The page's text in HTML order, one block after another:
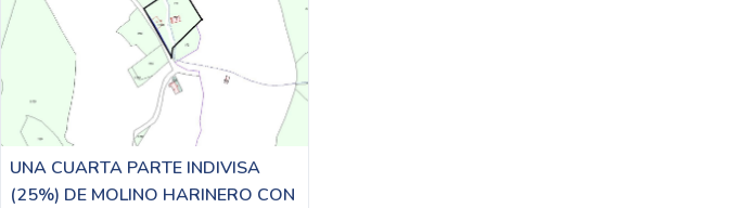
UNA CUARTA PARTE INDIVISA
(25%) DE MOLINO HARINERO CON